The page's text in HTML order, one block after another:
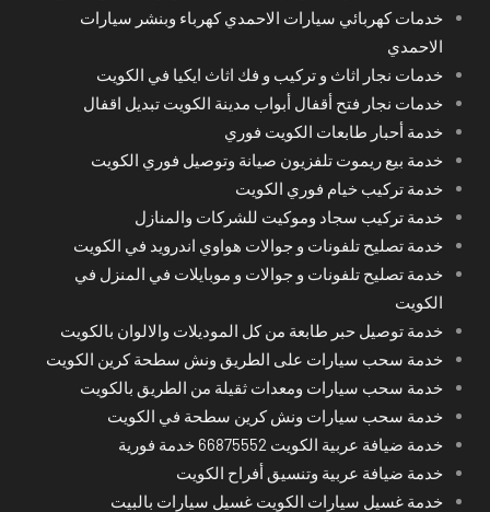
خدمات كهربائي سيارات الاحمدي كهرباء وبنشر سيارات
الاحمدي
خدمات نجار اثاث و تركيب و فك اثاث ايكيا في الكويت
خدمات نجار فتح أقفال أبواب مدينة الكويت تبديل اقفال
خدمة أحبار طابعات الكويت فوري
خدمة بيع ريموت تلفزيون صيانة وتوصيل فوري الكويت
خدمة تركيب خيام فوري الكويت
خدمة تركيب سجاد وموكيت للشركات والمنازل
خدمة تصليح تلفونات و جوالات هواوي اندرويد في الكويت
خدمة تصليح تلفونات و جوالات و موبايلات في المنزل في
الكويت
خدمة توصيل حبر طابعة من كل الموديلات والالوان بالكويت
خدمة سحب سيارات على الطريق ونش سطحة كرين الكويت
خدمة سحب سيارات ومعدات ثقيلة من الطريق بالكويت
خدمة سحب سيارات ونش كرين سطحة في الكويت
خدمة ضيافة عربية الكويت 66875552 خدمة فورية
خدمة ضيافة عربية وتنسيق أفراح الكويت
خدمة غسيل سيارات الكويت غسيل سيارات بالبيت